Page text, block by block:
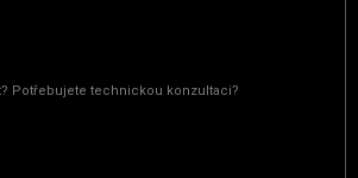
Potřebujete technickou konzultaci?